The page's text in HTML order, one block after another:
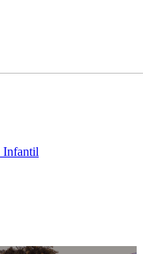
Infantil